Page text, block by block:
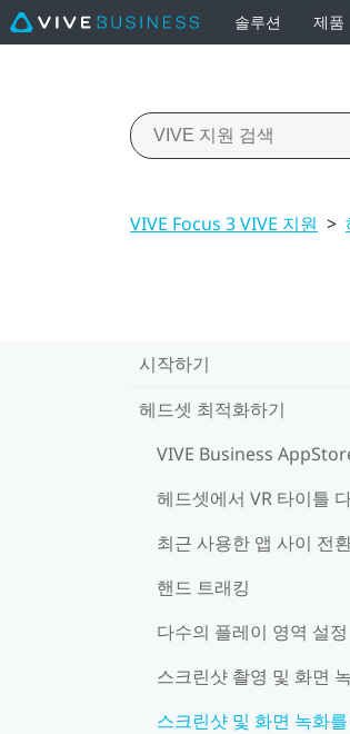
솔루션 제품
VIVE Focus 3 VIVE 지원 >
시작하기
헤드셋 최적화하기
VIVE Business
헤드셋에서 VR 타이틀
최근 사용한 앱 사이 전
핸드 트래킹
다수의 플레이 영역 설정
스크린샷 촬영 및 화면
스크린샷 및 화면 녹화